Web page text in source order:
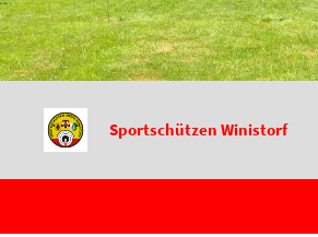
Sportschützen Winistorf